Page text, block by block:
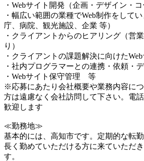
・Webサイト開発（企画・デザイン・コ
・幅広い範囲の業種でWeb制作をして
庁、病院、観光施設、企業 等）
・クライアントからのヒアリング（営
り）
・クライアントの課題解決に向けた
・社内プログラマーとの連携・依頼・
・Webサイト保守管理 等
※応募にあたり会社概要や業務内容に
方は遠慮なく会社訪問して下さい。電
歓迎します
≪勤務地≫
基本的には、高知市です。定期的な転勤
長く勤めていただける方に来ていただ
す。